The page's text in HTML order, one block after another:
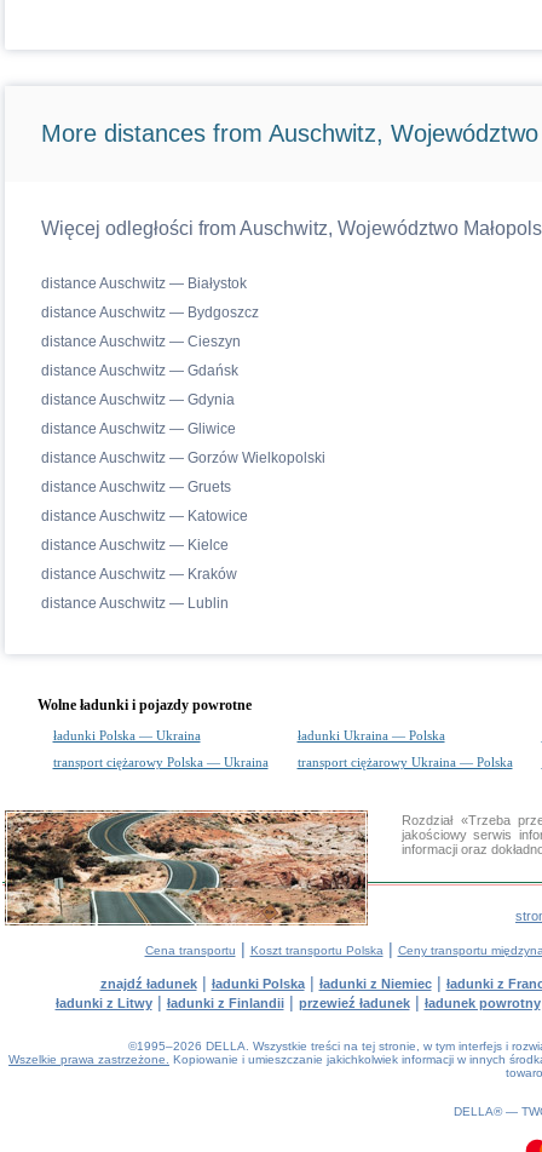
More distances from Auschwitz, Województwo
Więcej odległości from Auschwitz, Województwo
distance Auschwitz — Białystok
distance Auschwitz — Bydgoszcz
distance Auschwitz — Cieszyn
distance Auschwitz — Gdańsk
distance Auschwitz — Gdynia
distance Auschwitz — Gliwice
distance Auschwitz — Gorzów Wielkopolski
distance Auschwitz — Gruets
distance Auschwitz — Katowice
distance Auschwitz — Kielce
distance Auschwitz — Kraków
distance Auschwitz — Lublin
Wolne ładunki i pojazdy powrotne
ładunki Polska — Ukraina ładunki Ukraina — Polska
transport ciężarowy Polska — Ukraina
transport ciężarowy Ukraina — Polska
Rozdział «Trzeba
jakościowy serwis
informacji oraz
Cena transportu | Koszt transportu Polska | Ceny transportu
znajdź ładunek| ładunki Polska| ładunki z Niemiec| ładunki z
ładunki z Litwy| ładunki z Finlandii| przewieź ładunek| ładunek powrotny
©1995–2026 DELLA. Wszystkie treści na tej stronie, w tym interfejs i
Wszelkie prawa zastrzeżone.
Kopiowanie i umieszczanie jakichkolwiek informacji w innych
DELLA® —